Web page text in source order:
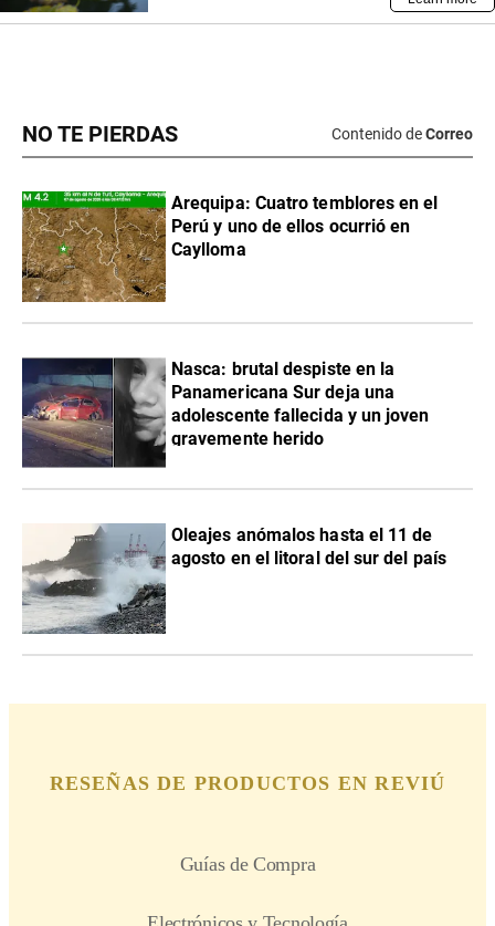
NO TE PIERDAS Contenido deCorreo
Arequipa: Cuatro temblores en el
Perú y uno de ellos ocurrió en
Caylloma
Nasca: brutal despiste en la
Panamericana Sur deja una
adolescente fallecida y un joven
gravemente herido
Oleajes anómalos hasta el 11 de
agosto en el litoral del sur del país